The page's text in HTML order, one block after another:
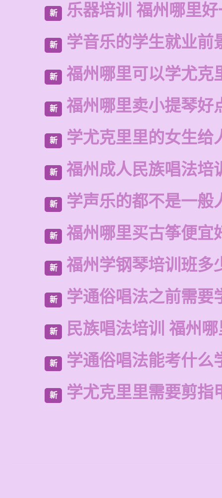
新 乐器培训 福州哪里
新 学音乐的学生就业前
新 福州哪里可以学尤克
新 福州哪里卖小提琴好
新 学尤克里里的女生给
新 福州成人民族唱法培
新 学声乐的都不是一般
新 福州哪里买古筝便宜
新 福州学钢琴培训班多
新 学通俗唱法之前需要
新 民族唱法培训 福州
新 学通俗唱法能考什么
新 学尤克里里需要剪指